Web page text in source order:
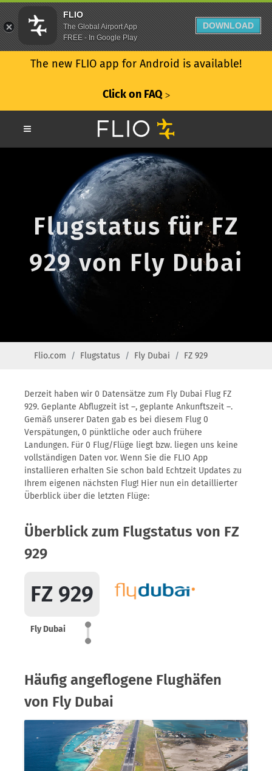
The new FLIO app for Android is available!
Click on FAQ ᐳ
Flugstatus für FZ
929 von Fly Dubai
Flio.com Flugstatus Fly Dubai FZ 929
Derzeit haben wir 0 Datensätze zum Fly Dubai Flug FZ
929. Geplante Abflugzeit ist –, geplante Ankunftszeit –.
Gemäß unserer Daten gab es bei diesem Flug 0
Verspätungen, 0 pünktliche oder auch frühere
Landungen. Für 0 Flug/Flüge liegt bzw. liegen uns keine
vollständigen Daten vor. Wenn Sie die FLIO App
installieren erhalten Sie schon bald Echtzeit Updates zu
Ihrem eigenen nächsten Flug! Hier nun ein detaillierter
Überblick über die letzten Flüge:
Überblick zum Flugstatus von FZ
929
FZ 929
Fly Dubai
Häufig angeflogene Flughäfen
von Fly Dubai
FLIO
The Global Airport App
FREE - In Google Play
DOWNLOAD